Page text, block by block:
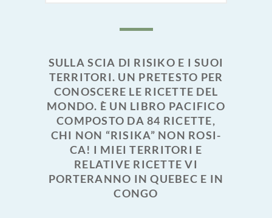
SULLA SCIA DI RISIKO E I SUOI
TERRITORI. UN PRETESTO PER
CONOSCERE LE RICETTE DEL
MONDO. È UN LIBRO PACIFICO
COMPOSTO DA 84 RICETTE,
CHI NON “RISIKA” NON ROSI-
CA! I MIEI TERRITORI E
RELATIVE RICETTE VI
PORTERANNO IN QUEBEC E IN
CONGO